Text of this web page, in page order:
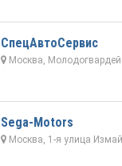
СпецАвтоСервис
Москва,
Sega-Motors
Москва, 1-я улица